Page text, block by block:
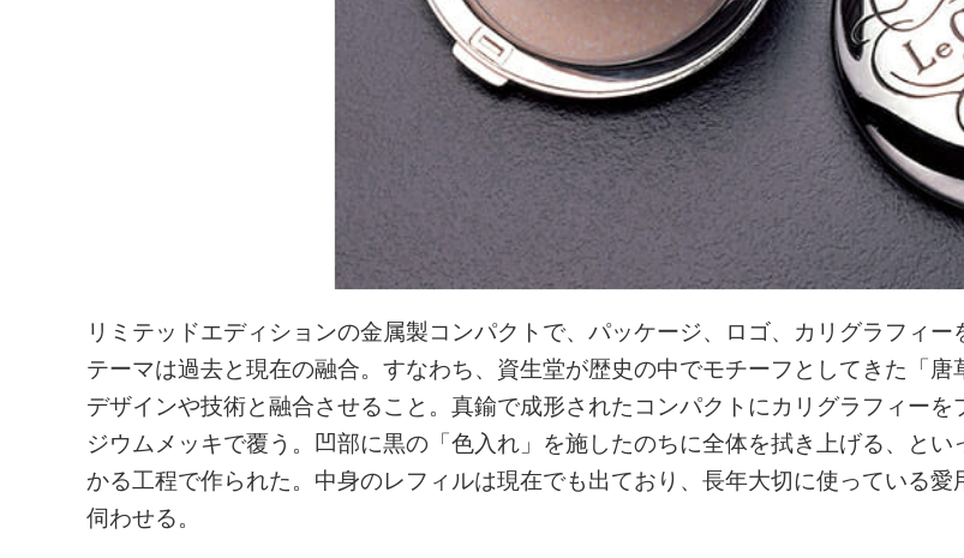
リミテッドエディションの金属製コンパクトで、パッケージ、ロゴ、カリグラフィー
テーマは過去と現在の融合。すなわち、資生堂が歴史の中でモチーフとしてきた「唐
デザインや技術と融合させること。真鍮で成形されたコンパクトにカリグラフィーを
ジウムメッキで覆う。凹部に黒の「色入れ」を施したのちに全体を拭き上げる、とい
かる工程で作られた。中身のレフィルは現在でも出ており、長年大切に使っている愛
伺わせる。